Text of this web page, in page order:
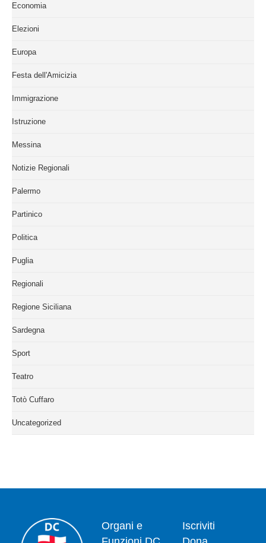
Economia
Elezioni
Europa
Festa dell'Amicizia
Immigrazione
Istruzione
Messina
Notizie Regionali
Palermo
Partinico
Politica
Puglia
Regionali
Regione Siciliana
Sardegna
Sport
Teatro
Totò Cuffaro
Uncategorized
Organi e
Iscriviti